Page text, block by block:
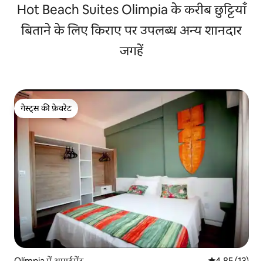
Hot Beach Suites Olimpia के करीब छुट्टियाँ
बिताने के लिए किराए पर उपलब्ध अन्य शानदार
जगहें
गेस्ट्स की फ़ेवरेट
गेस्ट्स की फ़ेवरेट